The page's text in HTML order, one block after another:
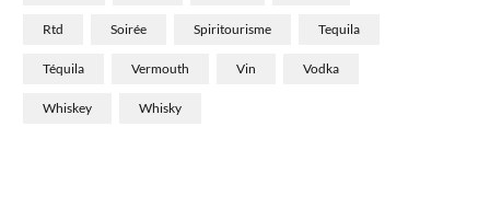
Rtd Soirée Spiritourisme Tequila
Téquila Vermouth Vin Vodka
Whiskey Whisky